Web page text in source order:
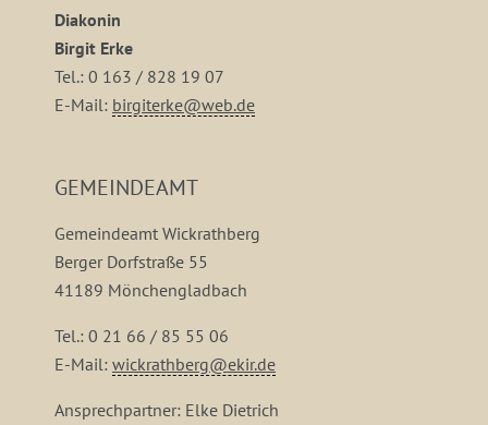
Diakonin
Birgit Erke
Tel.: 0 163 / 828 19 07
E-Mail: birgiterke@web.de
GEMEINDEAMT
Gemeindeamt Wickrathberg
Berger Dorfstraße 55
41189 Mönchengladbach
Tel.: 0 21 66 / 85 55 06
E-Mail: wickrathberg@ekir.de
Ansprechpartner: Elke Dietrich